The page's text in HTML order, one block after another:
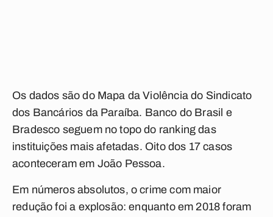
Os dados são do Mapa da Violência do Sindicato
dos Bancários da Paraíba. Banco do Brasil e
Bradesco seguem no topo do ranking das
instituições mais afetadas. Oito dos 17 casos
aconteceram em João Pessoa.
Em números absolutos, o crime com maior
redução foi a explosão: enquanto em 2018 foram